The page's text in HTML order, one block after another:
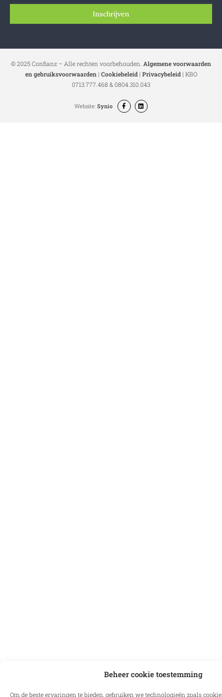
Beheer cookie toestemming
Om de beste ervaringen te bieden, gebruiken we technologieën zoals
Inschrijven
© 2025 Confianz – Alle rechten voorbehouden. Algemene voorwaarden
en gebruiksvoorwaarden| Cookiebeleid| Privacybeleid| KBO
0713.777.468 & 0804.310.043
Website:Synio